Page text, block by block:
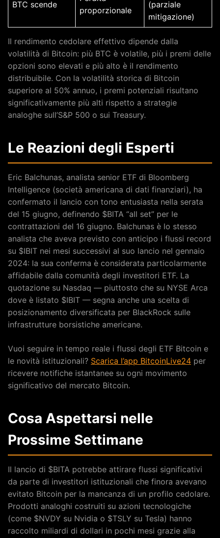
BTC scende
proporzionale
(parziale
mitigazione)
Il rendimento cedolare effettivo dipende dalla
volatilità di Bitcoin: più BTC è volatile, più i premi delle
opzioni sono elevati e più alto è il rendimento
distribuibile. Con la volatilità storica di Bitcoin
superiore al 50% annuo, i premi potenziali risultano
significativamente più alti rispetto a strategie
analoghe sull’S&P 500 o sui Treasury.
Le Reazioni degli Esperti
Eric Balchunas, analista senior ETF di Bloomberg
Intelligence (società americana di dati finanziari), ha
confermato il lancio con tono entusiasta nella serata
del 15 giugno, definendo $BITA “all set” per le
contrattazioni del 16 giugno. Balchunas è lo stesso
analista che aveva previsto con anticipo i flussi record
su $IBIT nei mesi successivi al suo lancio nel gennaio
2024: la sua conferma è considerata particolarmente
affidabile dalla comunità degli investitori ETF. La
quotazione su Nasdaq — piuttosto che su NYSE Arca
dove è listato $IBIT — segna anche una scelta di
posizionamento diversificata per BlackRock sulle
infrastrutture borsistiche americane.
Vuoi seguire in tempo reale i flussi degli ETF Bitcoin e
le novità istituzionali? Scarica l’app BitcoinLive24 per
ricevere notifiche istantanee su ogni movimento
significativo del mercato Bitcoin.
Cosa Aspettarsi nelle
Prossime Settimane
Il lancio di $BITA potrebbe attirare flussi significativi
da parte di investitori istituzionali che finora avevano
evitato Bitcoin per la mancanza di un profilo cedolare.
Prodotti analoghi costruiti su azioni tecnologiche
(come $NVDY su Nvidia o $TSLY su Tesla) hanno
raccolto miliardi di dollari in pochi mesi grazie alla